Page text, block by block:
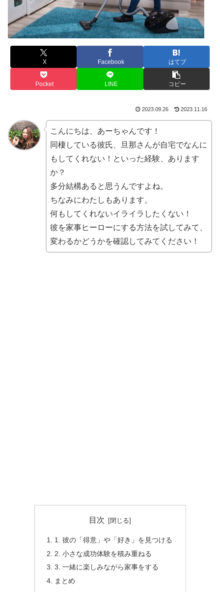
X Facebook はてブ
Pocket LINE コピー
2023.09.26 2023.11.16
こんにちは、あーちゃんです！
同棲している彼氏、旦那さんが自宅でなんに
もしてくれない！といった経験、あります
か？
多分結構あると思うんですよね。
ちなみにわたしもあります。
何もしてくれないイライラしたくない！
彼を家事ヒーローにする方法を試してみて、
変わるかどうかを確認してみてください！
目次
1. 彼の「得意」や「好き」を見つける
2. 小さな成功体験を積み重ねる
3. 一緒に楽しみながら家事をする
まとめ